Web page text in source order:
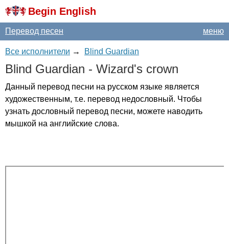
Begin English
меню
Перевод песен
Все исполнители → Blind Guardian
Blind Guardian - Wizard's crown
Данный перевод песни на русском языке является
художественным, т.е. перевод недословный. Чтобы
узнать дословный перевод песни, можете наводить
мышкой на английские слова.